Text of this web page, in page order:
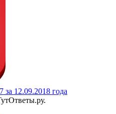
12.09.2018 года